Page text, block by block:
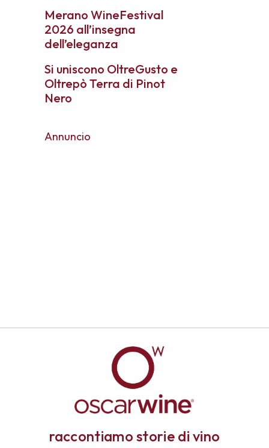
Merano WineFestival
2026 all’insegna
dell’eleganza
Si uniscono OltreGusto e
Oltrepò Terra di Pinot
Nero
Annuncio
raccontiamo storie di vino